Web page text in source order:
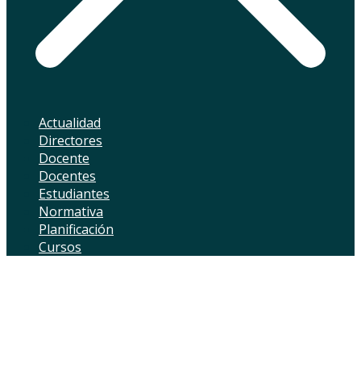
Actualidad
Directores
Docente
Docentes
Estudiantes
Normativa
Planificación
Cursos